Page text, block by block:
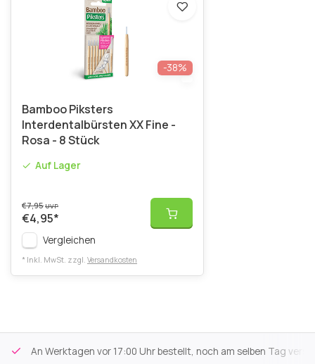
-38%
Bamboo Piksters
Interdentalbürsten XX Fine -
Rosa - 8 Stück
Auf Lager
€7,95UVP
€4,95*
Vergleichen
* Inkl. MwSt. zzgl. Versandkosten
An Werktagen vor 17:00 Uhr bestellt, noch am selben Tag